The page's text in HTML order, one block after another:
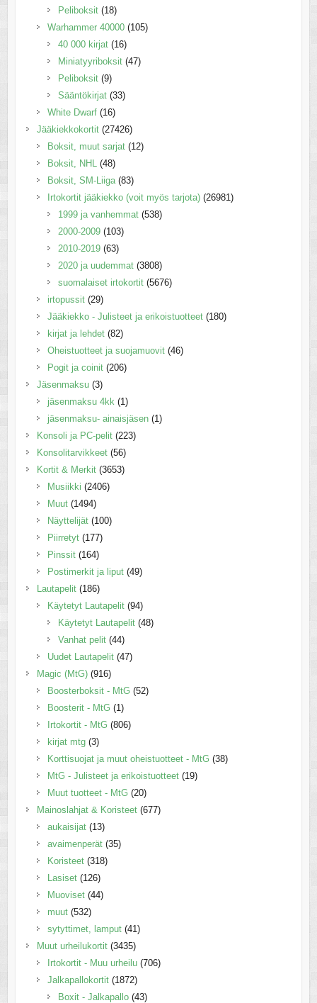
Peliboksit (18)
Warhammer 40000 (105)
40 000 kirjat (16)
Miniatyyriboksit (47)
Peliboksit (9)
Sääntökirjat (33)
White Dwarf (16)
Jääkiekkokortit (27426)
Boksit, muut sarjat (12)
Boksit, NHL
(48)
Boksit, SM-Liiga (83)
Irtokortit jääkiekko (voit myös tarjota) (26981)
1999 ja vanhemmat (538)
2000-2009 (103)
2010-2019 (63)
2020 ja uudemmat (3808)
suomalaiset irtokortit (5676)
irtopussit (29)
Jääkiekko - Julisteet ja erikoistuotteet (180)
kirjat ja lehdet (82)
Oheistuotteet ja suojamuovit (46)
Pogit ja coinit (206)
Jäsenmaksu (3)
jäsenmaksu 4kk (1)
jäsenmaksu- ainaisjäsen (1)
Konsoli ja PC-pelit (223)
Konsolitarvikkeet (56)
Kortit & Merkit (3653)
Musiikki (2406)
Muut (1494)
Näyttelijät (100)
Piirretyt (177)
Pinssit (164)
Postimerkit ja liput (49)
Lautapelit (186)
Käytetyt Lautapelit (94)
Käytetyt Lautapelit (48)
Vanhat pelit (44)
Uudet Lautapelit (47)
Magic (MtG) (916)
Boosterboksit - MtG (52)
Boosterit - MtG (1)
Irtokortit - MtG (806)
kirjat mtg (3)
Korttisuojat ja muut oheistuotteet - MtG (38)
MtG - Julisteet ja erikoistuotteet (19)
Muut tuotteet - MtG (20)
Mainoslahjat & Koristeet (677)
aukaisijat (13)
avaimenperät (35)
Koristeet (318)
Lasiset (126)
Muoviset (44)
muut (532)
sytyttimet, lamput (41)
Muut urheilukortit (3435)
Irtokortit - Muu urheilu (706)
Jalkapallokortit (1872)
Boxit - Jalkapallo (43)